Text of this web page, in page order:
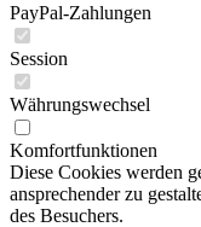
PayPal-Zahlungen
Session
Währungswechsel
Komfortfunktionen
Diese Cookies werden
ansprechender zu
des Besuchers.